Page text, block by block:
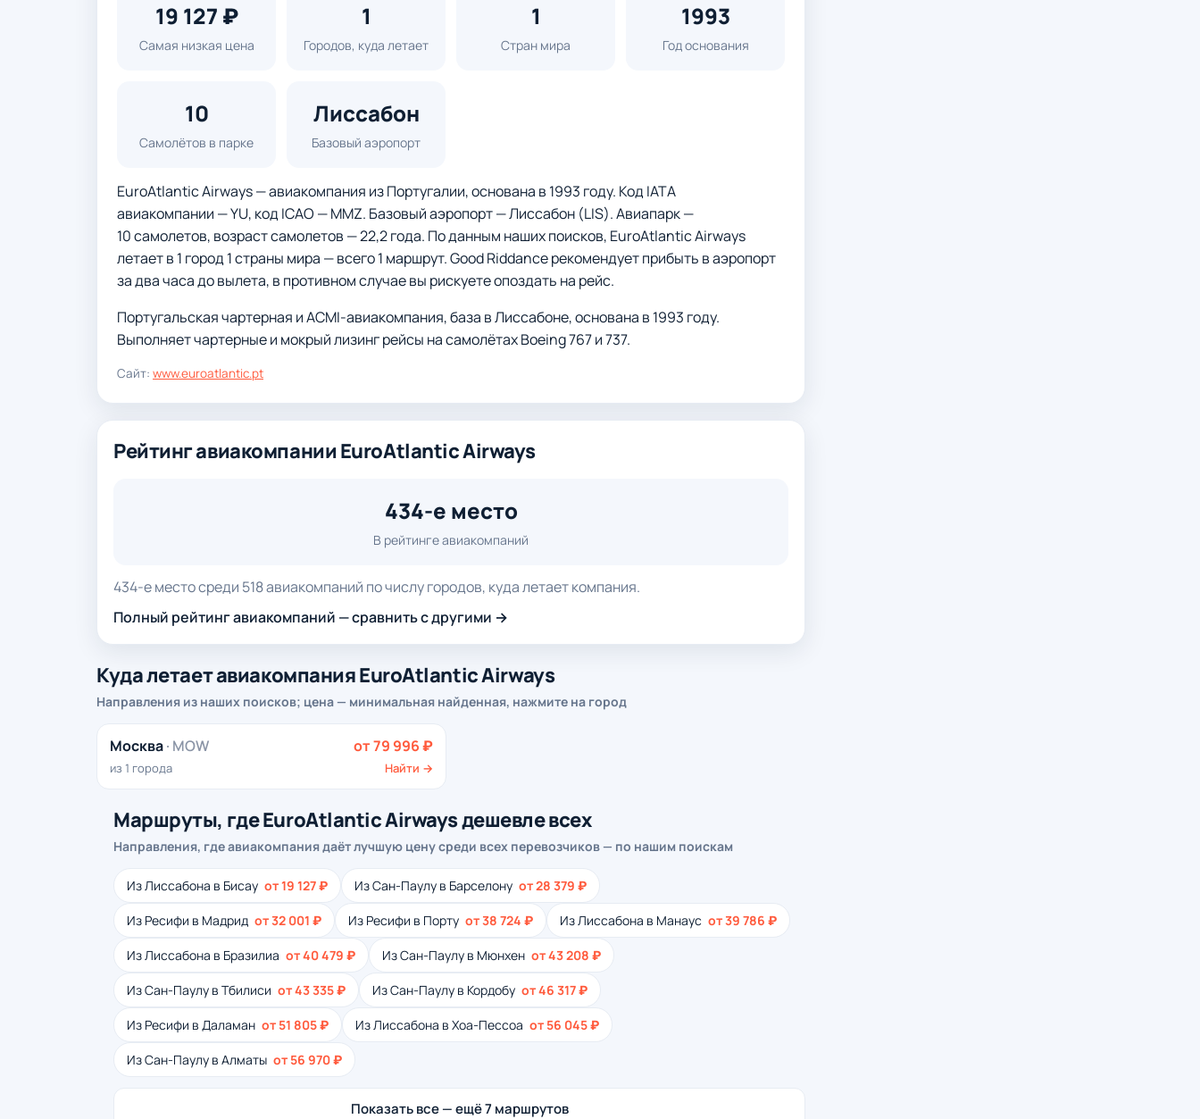
19 127 ₽
Самая низкая цена
1
Городов, куда летает
1
Стран мира
1993
Год основания
10
Самолётов в парке
Лиссабон
Базовый аэропорт
EuroAtlantic Airways — авиакомпания из Португалии, основана в 1993 году. Код IATA
авиакомпании — YU, код ICAO — MMZ. Базовый аэропорт — Лиссабон (LIS). Авиапарк —
10 самолетов, возраст самолетов — 22,2 года. По данным наших поисков, EuroAtlantic Airways
летает в 1 город 1 страны мира — всего 1 маршрут. Good Riddance рекомендует прибыть в аэропорт
за два часа до вылета, в противном случае вы рискуете опоздать на рейс.
Португальская чартерная и ACMI-авиакомпания, база в Лиссабоне, основана в 1993 году.
Выполняет чартерные и мокрый лизинг рейсы на самолётах Boeing 767 и 737.
Сайт: www.euroatlantic.pt
Рейтинг авиакомпании EuroAtlantic Airways
434-е место
В рейтинге авиакомпаний
434-е место среди 518 авиакомпаний по числу городов, куда летает компания.
Полный рейтинг авиакомпаний — сравнить с другими →
Куда летает авиакомпания EuroAtlantic Airways
Направления из наших поисков; цена — минимальная найденная, нажмите на город
Москва· MOW
из 1 города
от 79 996 ₽
Найти →
Маршруты, где EuroAtlantic Airways дешевле всех
Направления, где авиакомпания даёт лучшую цену среди всех перевозчиков — по нашим поискам
Из Лиссабона в Бисау от 19 127 ₽ Из Сан-Паулу в Барселону от 28 379 ₽
Из Ресифи в Мадрид от 32 001 ₽ Из Ресифи в Порту от 38 724 ₽ Из Лиссабона в Манаус от 39 786 ₽
Из Лиссабона в Бразилиа от 40 479 ₽ Из Сан-Паулу в Мюнхен от 43 208 ₽
Из Сан-Паулу в Тбилиси от 43 335 ₽ Из Сан-Паулу в Кордобу от 46 317 ₽
Из Ресифи в Даламан от 51 805 ₽ Из Лиссабона в Хоа-Пессоа от 56 045 ₽
Из Сан-Паулу в Алматы от 56 970 ₽
Показать все — ещё 7 маршрутов